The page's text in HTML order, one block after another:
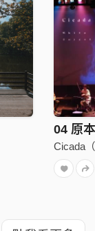
Cicada（